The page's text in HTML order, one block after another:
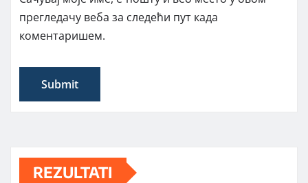
прегледачу веба за следећи пут када
коментаришем.
REZULTATI